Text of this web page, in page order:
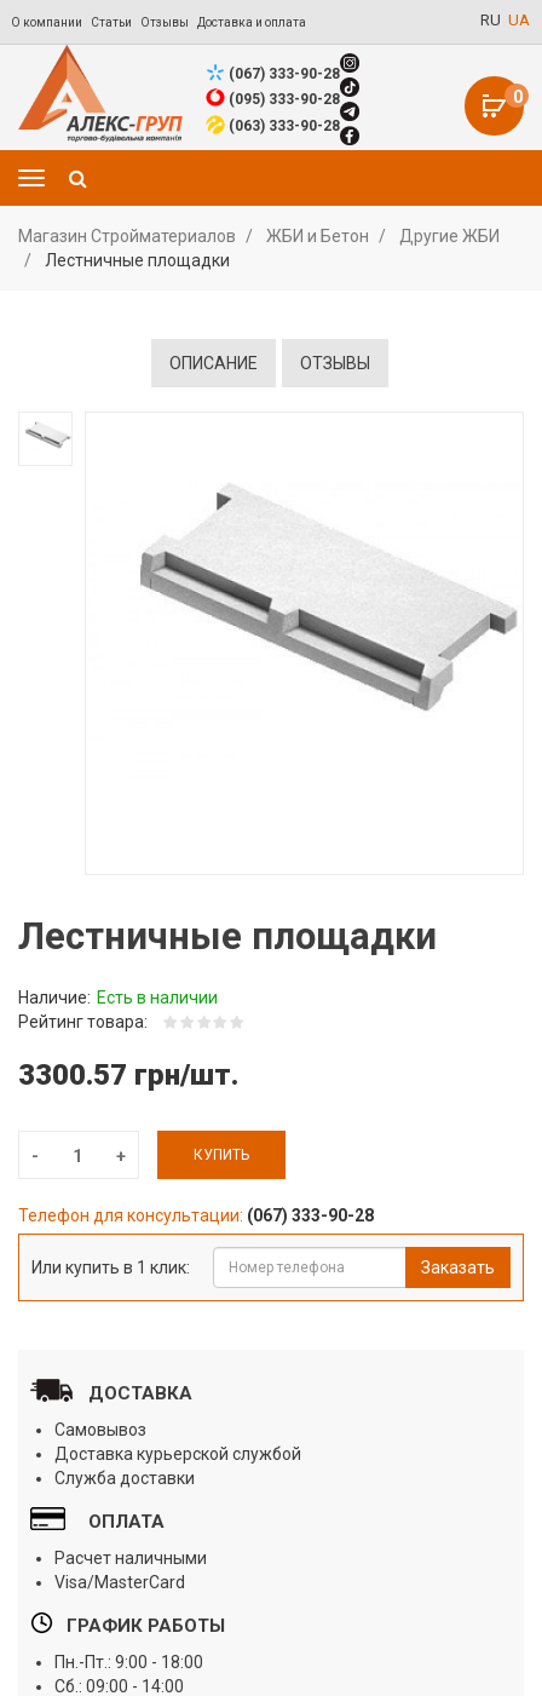
О компании Статьи Отзывы Доставка и оплата RU UA
0
(067) 333-90-28
(095) 333-90-28
(063) 333-90-28
Магазин Стройматериалов ЖБИ и Бетон
Другие ЖБИ
Лестничные площадки
ОПИСАНИЕ ОТЗЫВЫ
Лестничные площадки
Наличие: Есть в наличии
Рейтинг товара:
3300.57 грн/шт.
КУПИТЬ
Телефон для консультации: (067) 333-90-28
Или купить в 1 клик: Заказать
ДОСТАВКА
Самовывоз
Доставка курьерской службой
Служба доставки
ОПЛАТА
Расчет наличными
Visa/MasterCard
ГРАФИК РАБОТЫ
Пн.-Пт.: 9:00 - 18:00
Сб.: 09:00 - 14:00